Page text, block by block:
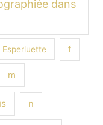
dans
Esperluette f
m
n